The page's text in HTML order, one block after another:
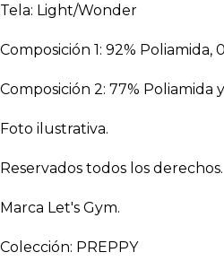
Tela: Light/Wonder
Composición 1: 92% Poliamida,
Composición 2: 77% Poliamida
Foto ilustrativa.
Reservados todos los derechos.
Marca Let's Gym.
Colección: PREPPY